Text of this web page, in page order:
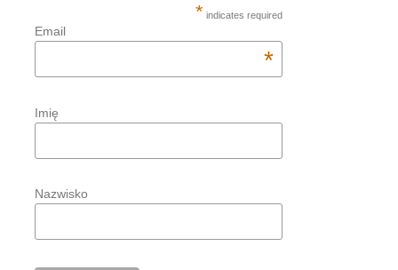
* indicates required
Email
*
Imię
Nazwisko